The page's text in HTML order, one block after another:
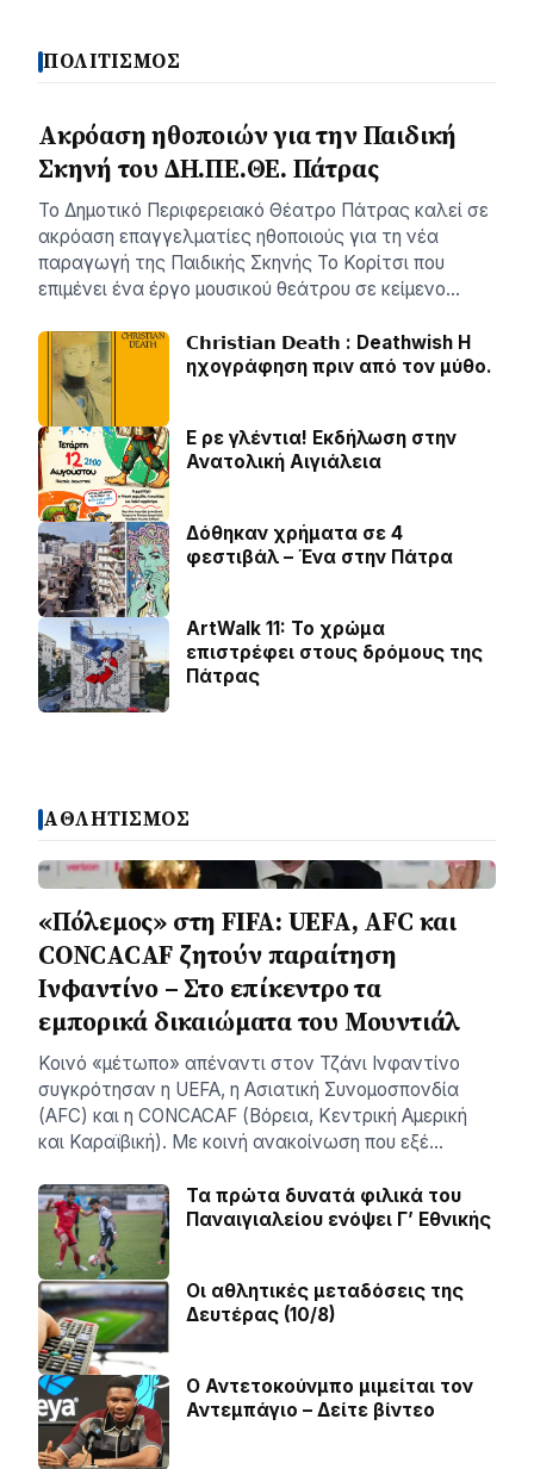
ΠΟΛΙΤΙΣΜΟΣ
Ακρόαση ηθοποιών για την Παιδική
Σκηνή του ΔΗ.ΠΕ.ΘΕ. Πάτρας
Το Δημοτικό Περιφερειακό Θέατρο Πάτρας καλεί σε
ακρόαση επαγγελματίες ηθοποιούς για τη νέα
παραγωγή της Παιδικής Σκηνής Το Κορίτσι που
επιμένει ένα έργο μουσικού θεάτρου σε κείμενο…
𝗖𝗵𝗿𝗶𝘀𝘁𝗶𝗮𝗻 𝗗𝗲𝗮𝘁𝗵 : Deathwish Η
ηχογράφηση πριν από τον μύθο.
Ε ρε γλέντια! Εκδήλωση στην
Ανατολική Αιγιάλεια
Δόθηκαν χρήματα σε 4
φεστιβάλ – Ένα στην Πάτρα
ArtWalk 11: Το χρώμα
επιστρέφει στους δρόμους της
Πάτρας
ΑΘΛΗΤΙΣΜΟΣ
«Πόλεμος» στη FIFA: UEFA, AFC και
CONCACAF ζητούν παραίτηση
Ινφαντίνο – Στο επίκεντρο τα
εμπορικά δικαιώματα του Μουντιάλ
Κοινό «μέτωπο» απέναντι στον Τζάνι Ινφαντίνο
συγκρότησαν η UEFA, η Ασιατική Συνομοσπονδία
(AFC) και η CONCACAF (Βόρεια, Κεντρική Αμερική
και Καραϊβική). Με κοινή ανακοίνωση που εξέ…
Τα πρώτα δυνατά φιλικά του
Παναιγιαλείου ενόψει Γ’ Εθνικής
Οι αθλητικές μεταδόσεις της
Δευτέρας (10/8)
Ο Αντετοκούνμπο μιμείται τον
Αντεμπάγιο – Δείτε βίντεο